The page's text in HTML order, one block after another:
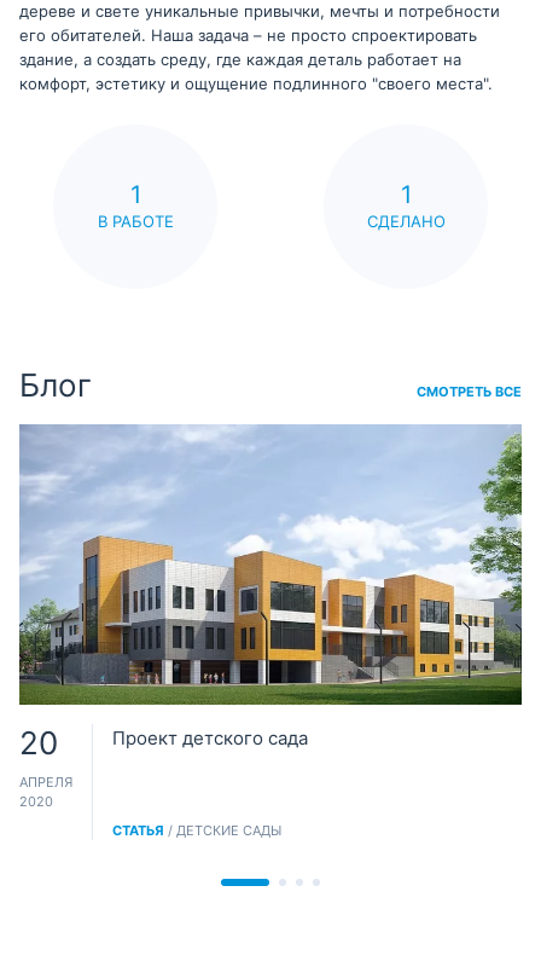
дереве и свете уникальные привычки, мечты и потребности
его обитателей. Наша задача – не просто спроектировать
здание, а создать среду, где каждая деталь работает на
комфорт, эстетику и ощущение подлинного "своего места".
1
В РАБОТЕ
1
СДЕЛАНО
Блог СМОТРЕТЬ ВСЕ
20
АПРЕЛЯ
2020
Проект детского сада
СТАТЬЯ / ДЕТСКИЕ САДЫ